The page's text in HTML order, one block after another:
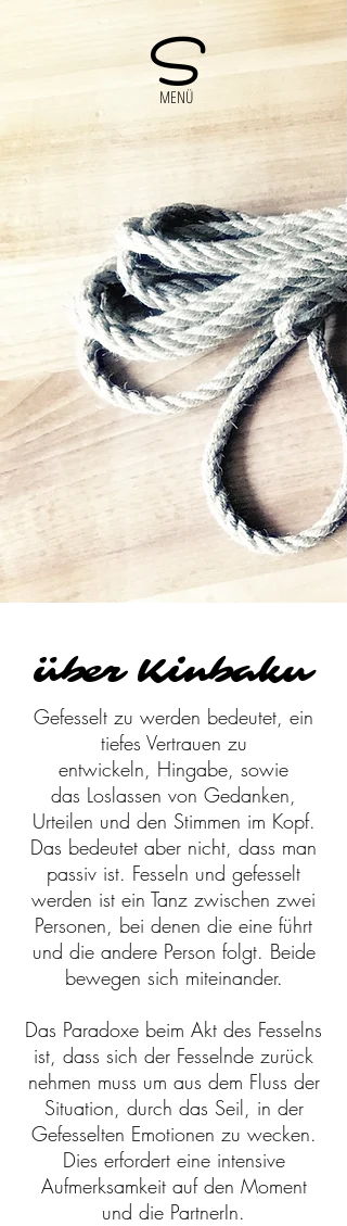
S
MENÜ
über Kinbaku
Gefesselt zu werden bedeutet, ein
tiefes Vertrauen zu
entwickeln, Hingabe, sowie
das Loslassen von Gedanken,
Urteilen und den Stimmen im Kopf.
Das bedeutet aber nicht, dass man
passiv ist. Fesseln und gefesselt
werden ist ein Tanz zwischen zwei
Personen, bei denen die eine führt
und die andere Person folgt. Beide
bewegen sich miteinander.
Das Paradoxe beim Akt des Fesselns
ist, dass sich der Fesselnde zurück
nehmen muss um aus dem Fluss der
Situation, durch das Seil, in der
Gefesselten Emotionen zu wecken.
Dies erfordert eine intensive
Aufmerksamkeit auf den Moment
und die PartnerIn.